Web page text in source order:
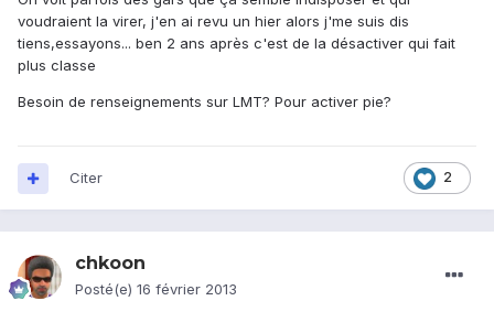
voudraient la virer, j'en ai revu un hier alors j'me suis dis
tiens,essayons... ben 2 ans après c'est de la désactiver qui fait
plus classe
Besoin de renseignements sur LMT? Pour activer pie?
2
Citer
chkoon
Posté(e) 16 février 2013